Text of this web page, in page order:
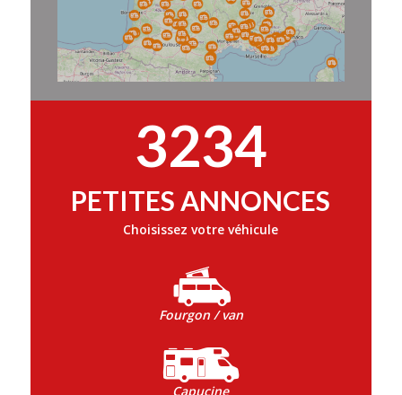
3234
PETITES ANNONCES
Choisissez votre véhicule
Fourgon / van
Capucine